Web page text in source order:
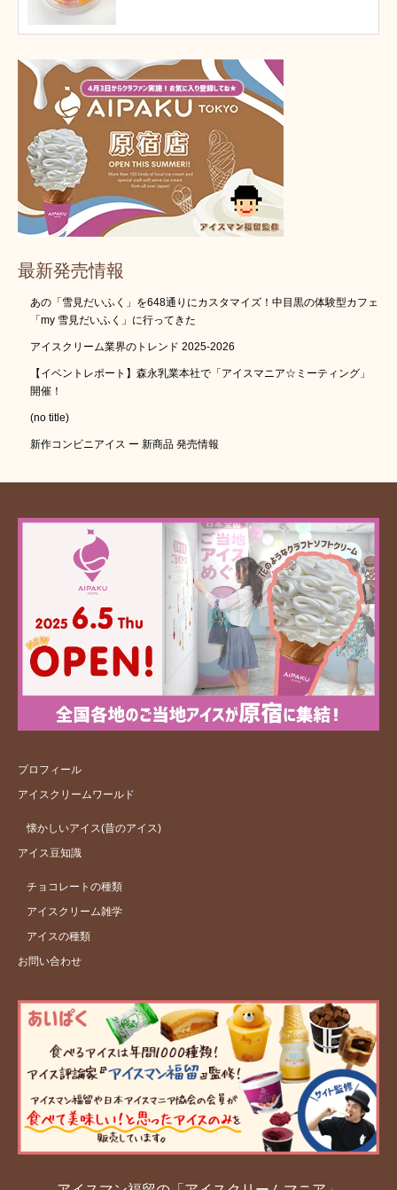
最新発売情報
あの「雪見だいふく」を648通りにカスタマイズ！中目黒の体験型カフェ
「my 雪見だいふく」に行ってきた
アイスクリーム業界のトレンド 2025-2026
【イベントレポート】森永乳業本社で「アイスマニア☆ミーティング」
開催！
(no title)
新作コンビニアイス ー 新商品 発売情報
プロフィール
アイスクリームワールド
懐かしいアイス(昔のアイス)
アイス豆知識
チョコレートの種類
アイスクリーム雑学
アイスの種類
お問い合わせ